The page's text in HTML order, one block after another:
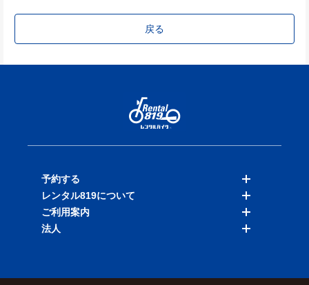
戻る
予約する
バイクを探す
店舗を探す
レンタル819について
料金表
ご利用案内
法人